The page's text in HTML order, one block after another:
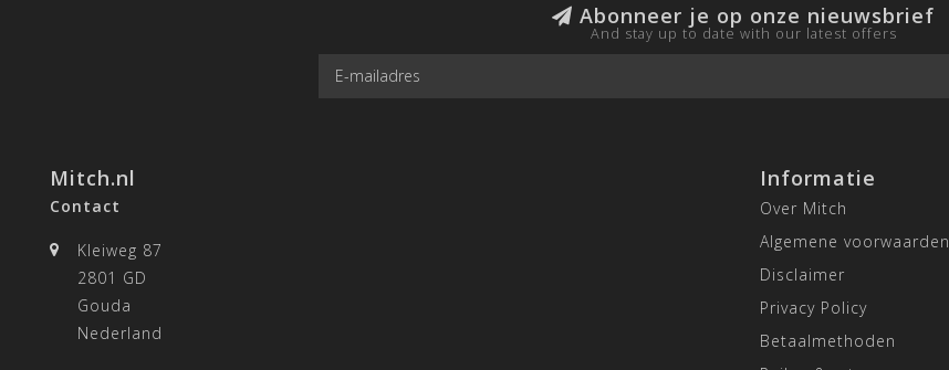
Abonneer je op onze nieuwsbrief
And stay up to date with our latest offers
Mitch.nl
Contact
Kleiweg 87
2801 GD
Gouda
Nederland
Informatie
Over Mitch
Algemene voorwaarden
Disclaimer
Privacy Policy
Betaalmethoden